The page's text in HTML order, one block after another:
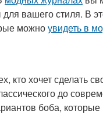
вашего стиля. В
можноувидеть в
кто хочет сделать
до
боба,